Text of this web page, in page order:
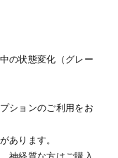
の状態変化（グレー
ションのご利用をお
あります。